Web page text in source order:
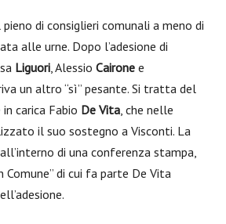
di consiglieri comunali a meno di
alle urne. Dopo l’adesione di
Liguori, Alessio Cairone e
un altro “sì” pesante. Si tratta del
carica Fabio De Vita, che nelle
il suo sostegno a Visconti. La
di una conferenza stampa,
Comune” di cui fa parte De Vita